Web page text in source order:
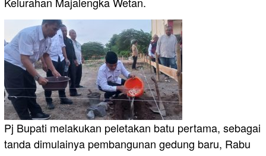
Pj Bupati melakukan peletakan batu pertama, sebagai
tanda dimulainya pembangunan gedung baru, Rabu